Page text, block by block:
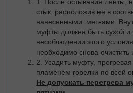
стык, расположив ее в
нанесенными метками.
муфты должна быть сухой и
несоблюдении этого
необходимо снова очистить
2. Усадить муфту,
пламенем горелки по всей
Не допускать перегрева